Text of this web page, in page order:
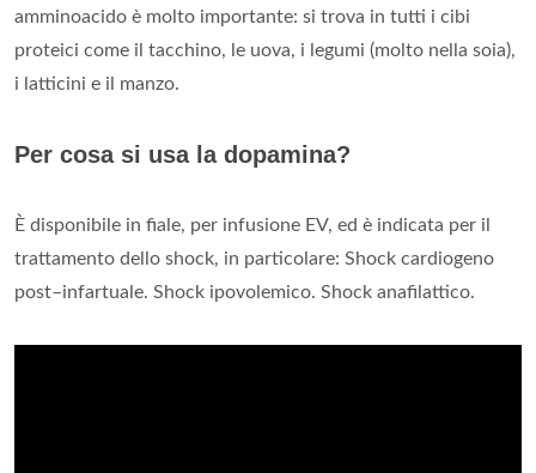
amminoacido è molto importante: si trova in tutti i cibi
proteici come il tacchino, le uova, i legumi (molto nella soia),
i latticini e il manzo.
Per cosa si usa la dopamina?
È disponibile in fiale, per infusione EV, ed è indicata per il
trattamento dello shock, in particolare: Shock cardiogeno
post–infartuale. Shock ipovolemico. Shock anafilattico.